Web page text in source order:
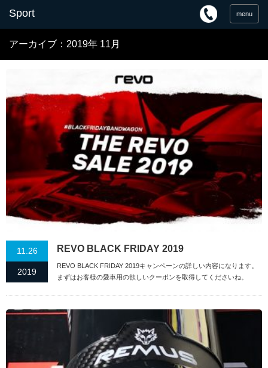
menu
アーカイブ：2019年 11月
11.26
2019
REVO BLACK FRIDAY 2019
REVO BLACK FRIDAY 2019キャンペーンの詳しい内容になります。
まずはお客様の愛車用の欲しいクーポンを取得してくださいね。